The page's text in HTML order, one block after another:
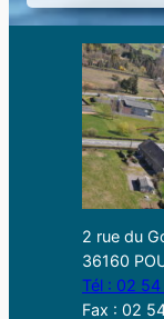
2 rue du
36160
Tél : 02
Fax : 02